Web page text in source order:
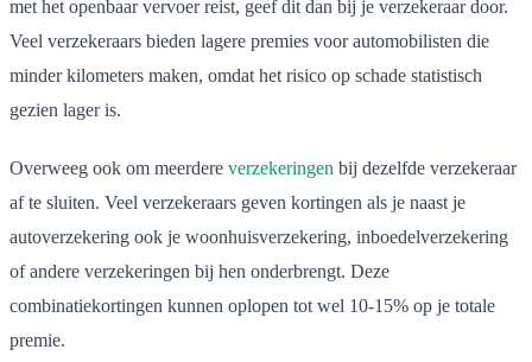
met het openbaar vervoer reist, geef dit dan bij je verzekeraar door.
Veel verzekeraars bieden lagere premies voor automobilisten die
minder kilometers maken, omdat het risico op schade statistisch
gezien lager is.
Overweeg ook om meerdere verzekeringen bij dezelfde verzekeraar
af te sluiten. Veel verzekeraars geven kortingen als je naast je
autoverzekering ook je woonhuisverzekering, inboedelverzekering
of andere verzekeringen bij hen onderbrengt. Deze
combinatiekortingen kunnen oplopen tot wel 10-15% op je totale
premie.